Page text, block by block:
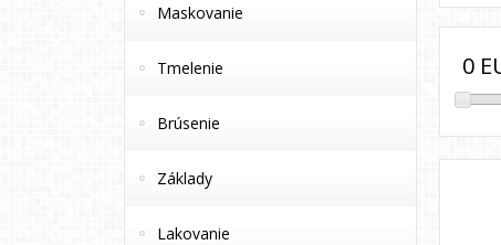
Maskovanie
Tmelenie
Brúsenie
Základy
Lakovanie
0